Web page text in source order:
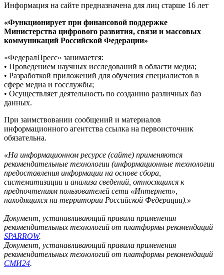
Информация на сайте предназначена для лиц старше 16 лет
«Функционирует при финансовой поддержке
Министерства цифрового развития, связи и массовых
коммуникаций Российской Федерации»
«ФедералПресс» занимается:
• Проведением научных исследований в области медиа;
• Разработкой приложений для обучения специалистов в
сфере медиа и госслужбы;
• Осуществляет деятельность по созданию различных баз
данных.
При заимствовании сообщений и материалов
информационного агентства ссылка на первоисточник
обязательна.
«На информационном ресурсе (сайте) применяются
рекомендательные технологии (информационные технологии
предоставления информации на основе сбора,
систематизации и анализа сведений, относящихся к
предпочтениям пользователей сети «Интернет»,
находящихся на территории Российской Федерации).»
Документ, устанавливающий правила применения
рекомендательных технологий от платформы рекомендаций
SPARROW.
Документ, устанавливающий правила применения
рекомендательных технологий от платформы рекомендаций
СМИ24.